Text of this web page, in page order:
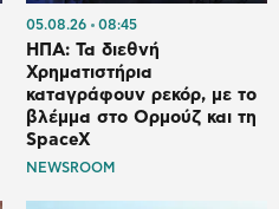
05.08.26 08:45
ΗΠΑ: Τα διεθνή
Χρηματιστήρια
καταγράφουν ρεκόρ, με το
βλέμμα στο Ορμούζ και τη
SpaceX
NEWSROOM